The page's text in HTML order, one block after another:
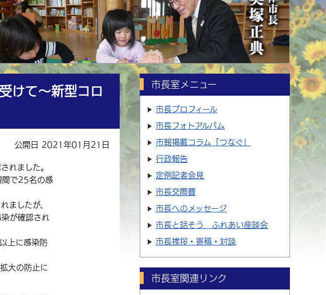
けて～新型コロ
公開日 2021年01月21日
れました。
で25名の感
ましたが、
が確認され
上に感染防
大の防止に
市長室メニュー
市長プロフィール
市長フォトアルバム
市報掲載コラム「つなぐ」
行政報告
定例記者会見
市長交際費
市長へのメッセージ
市長と話そう ふれあい座談会
市長挨拶・寄稿・対談
市長室関連リンク